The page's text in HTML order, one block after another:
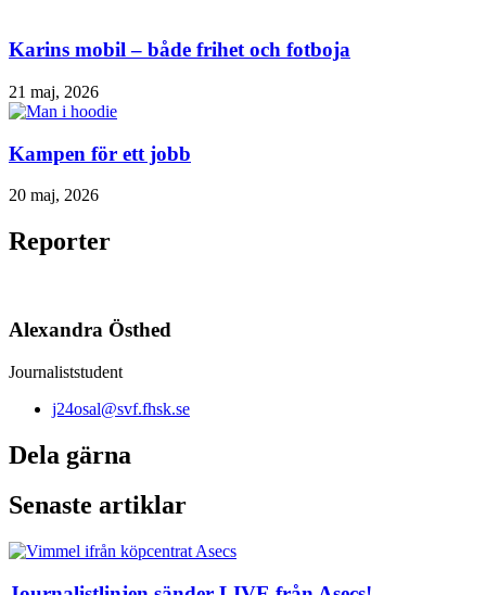
Karins mobil – både frihet och fotboja
21 maj, 2026
Kampen för ett jobb
20 maj, 2026
Reporter
Alexandra Östhed
Journaliststudent
j24osal@svf.fhsk.se
Dela gärna
Senaste artiklar